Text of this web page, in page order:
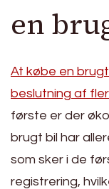
en
At købe en
beslutning af
første er der
brugt bil har
som sker i de
registrering,